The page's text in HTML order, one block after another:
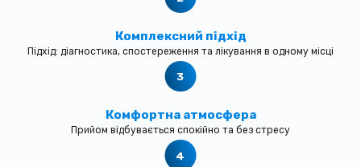
Комплексний підхід
Підхід: діагностика, спостереження та лікування в одному місці
Комфортна атмосфера
Прийом відбувається спокійно та без стресу